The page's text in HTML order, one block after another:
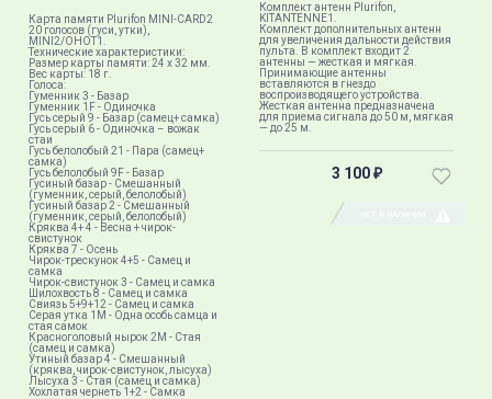
Карта памяти Plurifon MINI-CARD2
20 голосов (гуси, утки),
MINI2/OHOT1.
Технические характеристики:
Размер карты памяти: 24 x 32 мм.
Вес карты: 18 г.
Голоса:
Гуменник 3 - Базар
Гуменник 1F - Одиночка
Гусь серый 9 - Базар (самец+ самка)
Гусь серый 6 - Одиночка – вожак
стаи
Гусь белолобый 21 - Пара (самец+
самка)
Гусь белолобый 9F - Базар
Гусиный базар - Смешанный
(гуменник, серый, белолобый)
Гусиный базар 2 - Смешанный
(гуменник, серый, белолобый)
Кряква 4+ 4 - Весна + чирок-
свистунок
Кряква 7 - Осень
Чирок-трескунок 4+5 - Самец и
самка
Чирок-свистунок 3 - Самец и самка
Шилохвость 8 - Самец и самка
Свиязь 5+9+12 - Самец и самка
Серая утка 1M - Одна особь самца и
стая самок
Красноголовый нырок 2M - Стая
(самец и самка)
Утиный базар 4 - Смешанный
(кряква, чирок-свистунок, лысуха)
Лысуха 3 - Стая (самец и самка)
Хохлатая чернеть 1+2 - Самка
Комплект антенн Plurifon,
KITANTENNE1.
Комплект дополнительных антенн
для увеличения дальности действия
пульта. В комплект входит 2
антенны — жесткая и мягкая.
Принимающие антенны
вставляются в гнездо
воспроизводящего устройства.
Жесткая антенна предназначена
для приема сигнала до 50 м, мягкая
— до 25 м.
3 100 ₽